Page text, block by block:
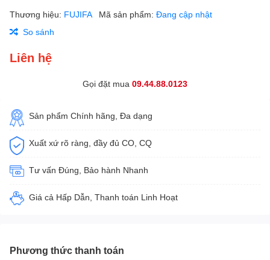
Thương hiệu: FUJIFA Mã sản phẩm: Đang cập nhật
So sánh
Liên hệ
Gọi đặt mua 09.44.88.0123
Sản phẩm Chính hãng, Đa dạng
Xuất xứ rõ ràng, đầy đủ CO, CQ
Tư vấn Đúng, Bảo hành Nhanh
Giá cả Hấp Dẫn, Thanh toán Linh Hoạt
Phương thức thanh toán